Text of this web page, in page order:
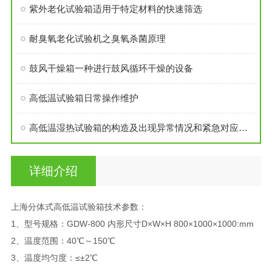
紫外老化试验箱适用于特定材料的快速筛选
耐臭氧老化试验机之臭氧杀菌原理
鼓风干燥箱一种进行鼓风循环干燥的设备
高低温试验箱日常操作维护
高低温湿热试验箱的构造及出现异常情况和紧急对应措施
详细介绍
上海分体式高低温试验箱技术参数：
1、型号规格：GDW-800 内形尺寸D×W×H 800×1000×1000:mm
2、温度范围：40℃～150℃
3、温度均匀度：≤±2℃